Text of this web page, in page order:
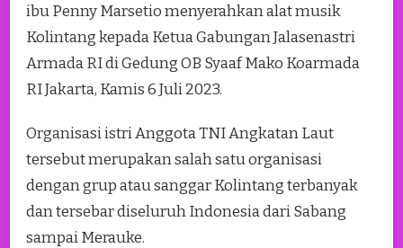
ibu Penny Marsetio menyerahkan alat musik
Kolintang kepada Ketua Gabungan Jalasenastri
Armada RI di Gedung OB Syaaf Mako Koarmada
RI Jakarta, Kamis 6 Juli 2023.
Organisasi istri Anggota TNI Angkatan Laut
tersebut merupakan salah satu organisasi
dengan grup atau sanggar Kolintang terbanyak
dan tersebar diseluruh Indonesia dari Sabang
sampai Merauke.